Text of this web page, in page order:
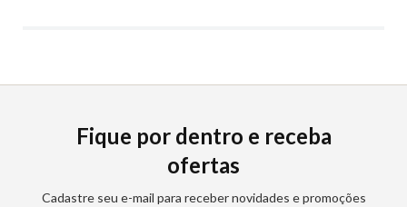
Fique por dentro e receba
ofertas
Cadastre seu e-mail para receber novidades e promoções